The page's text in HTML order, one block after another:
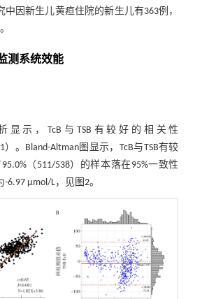
中因新生儿黄疸住院的新生儿有363例，
测系统效能
显示，TcB与TSB有较好的相关性
）。Bland-Altman图显示，TcB与TSB有较
（511/538）的样本落在95%一致性
6.97 μmol/L，见图2。